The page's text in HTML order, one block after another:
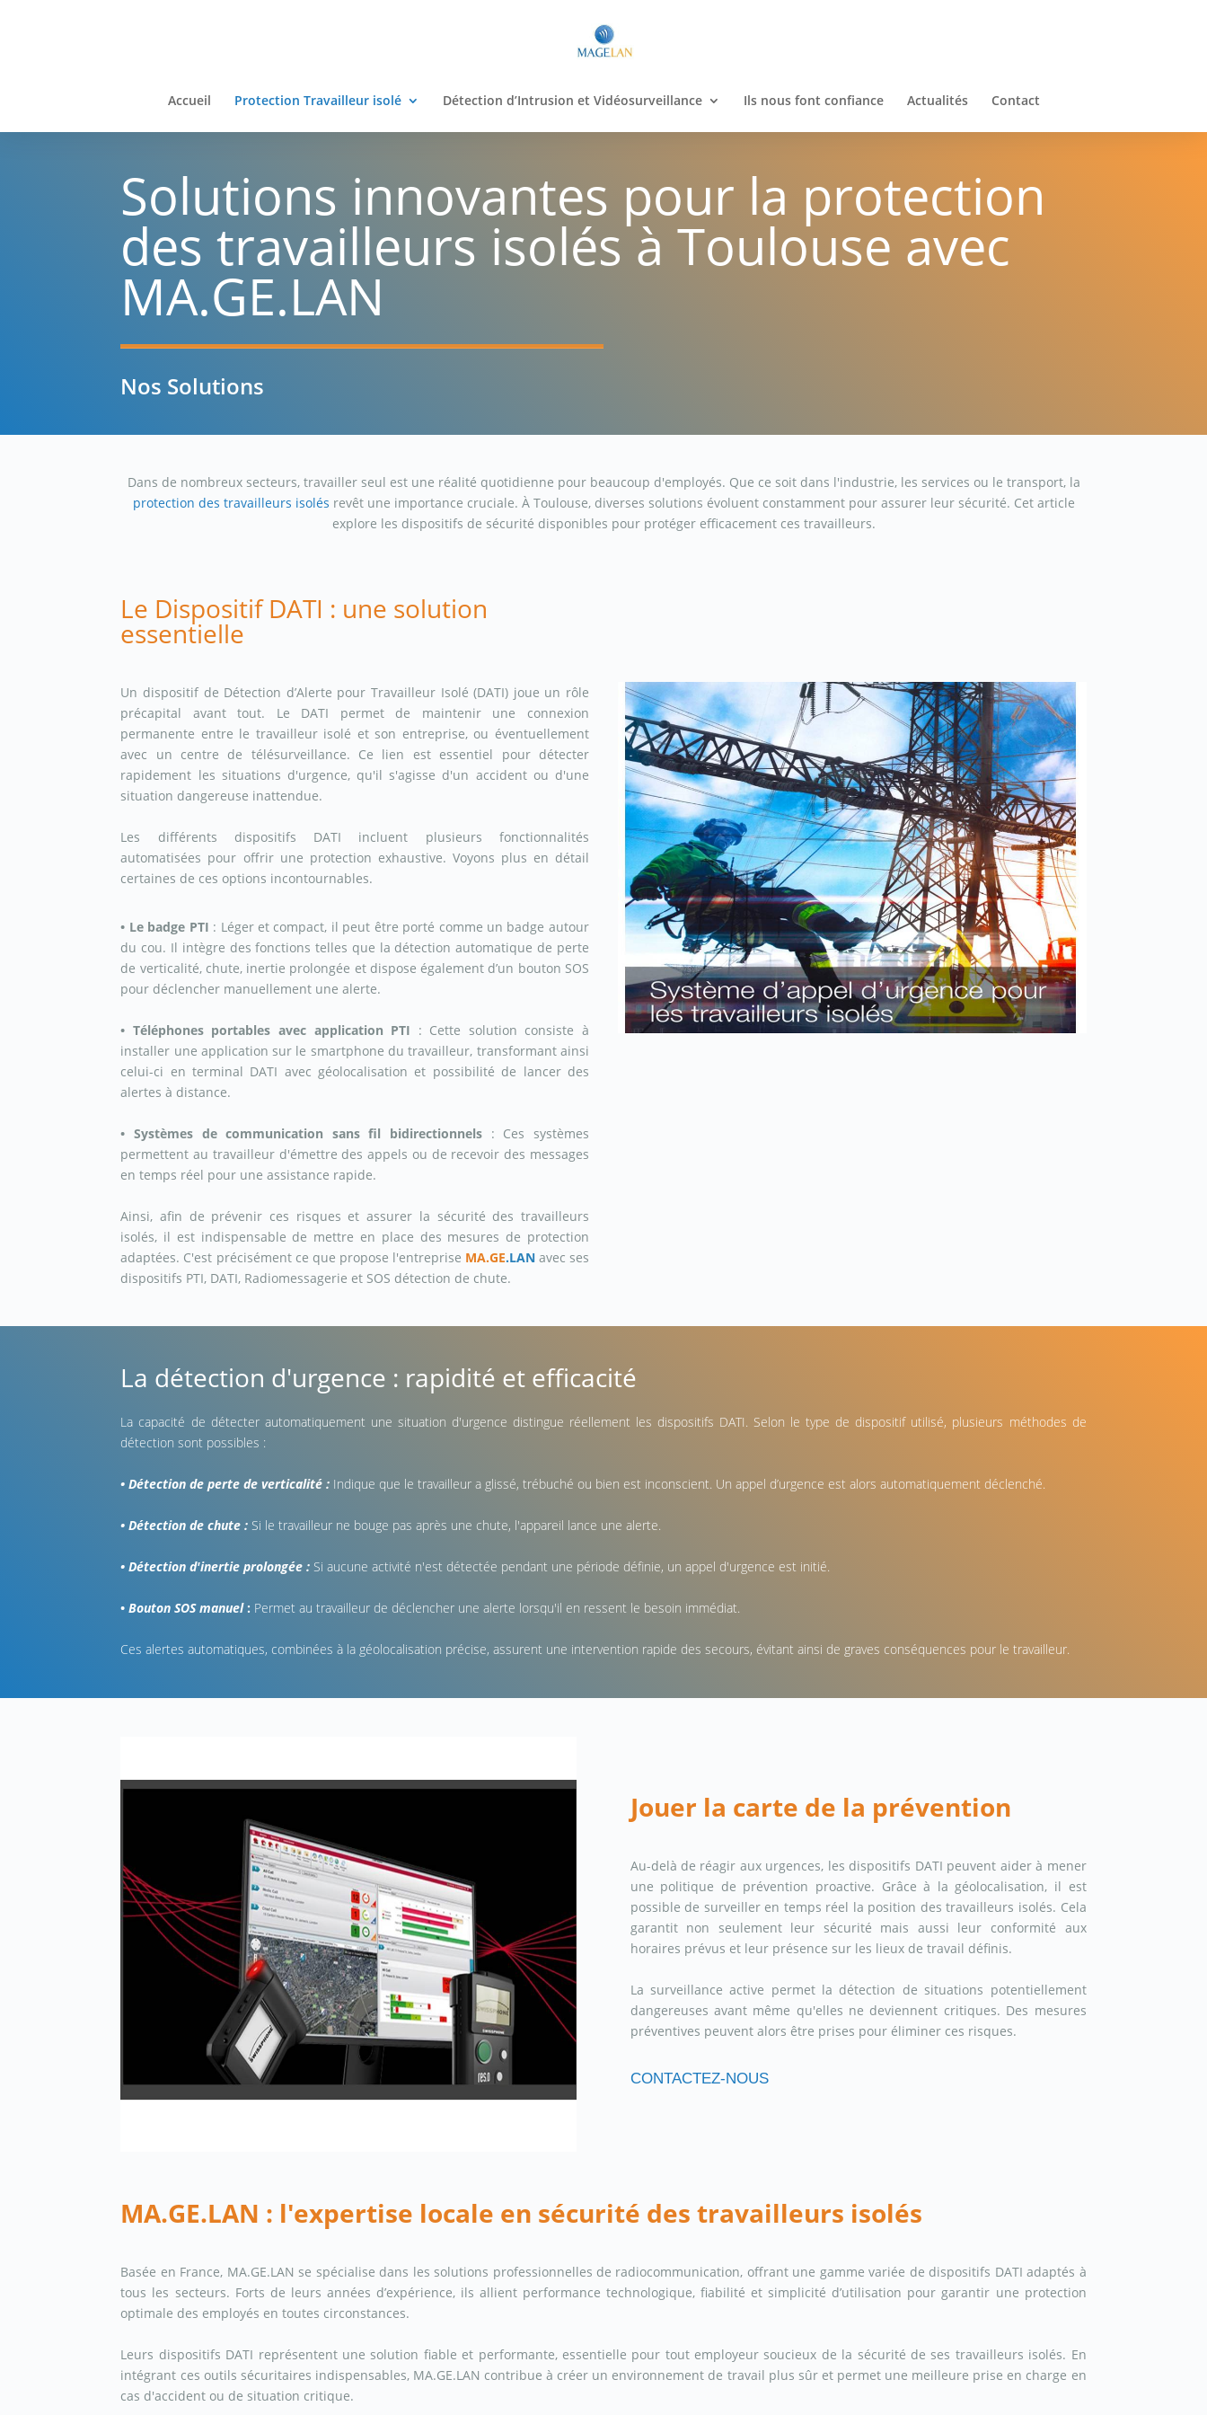
Accueil Protection Travailleur isolé Détection d’Intrusion et Vidéosurveillance Ils nous font confiance Actualités Contact
Solutions innovantes pour la protection
des travailleurs isolés à Toulouse avec
MA.GE.LAN
Nos Solutions
Dans de nombreux secteurs, travailler seul est une réalité quotidienne pour beaucoup d'employés. Que ce soit dans l'industrie, les services ou le transport, la
protection des travailleurs isolés revêt une importance cruciale. À Toulouse, diverses solutions évoluent constamment pour assurer leur sécurité. Cet article
explore les dispositifs de sécurité disponibles pour protéger efficacement ces travailleurs.
Le Dispositif DATI : une solution
essentielle
Un dispositif de Détection d’Alerte pour Travailleur Isolé (DATI) joue un rôle
précapital avant tout. Le DATI permet de maintenir une connexion
permanente entre le travailleur isolé et son entreprise, ou éventuellement
avec un centre de télésurveillance. Ce lien est essentiel pour détecter
rapidement les situations d'urgence, qu'il s'agisse d'un accident ou d'une
situation dangereuse inattendue.
Les différents dispositifs DATI incluent plusieurs fonctionnalités
automatisées pour offrir une protection exhaustive. Voyons plus en détail
certaines de ces options incontournables.
• Le badge PTI : Léger et compact, il peut être porté comme un badge autour
du cou. Il intègre des fonctions telles que la détection automatique de perte
de verticalité, chute, inertie prolongée et dispose également d’un bouton SOS
pour déclencher manuellement une alerte.
• Téléphones portables avec application PTI : Cette solution consiste à
installer une application sur le smartphone du travailleur, transformant ainsi
celui-ci en terminal DATI avec géolocalisation et possibilité de lancer des
alertes à distance.
• Systèmes de communication sans fil bidirectionnels : Ces systèmes
permettent au travailleur d'émettre des appels ou de recevoir des messages
en temps réel pour une assistance rapide.
Ainsi, afin de prévenir ces risques et assurer la sécurité des travailleurs
isolés, il est indispensable de mettre en place des mesures de protection
adaptées. C'est précisément ce que propose l'entreprise MA.GE.LANavec ses
dispositifs PTI, DATI, Radiomessagerie et SOS détection de chute.
La détection d'urgence : rapidité et efficacité
La capacité de détecter automatiquement une situation d'urgence distingue réellement les dispositifs DATI. Selon le type de dispositif utilisé, plusieurs méthodes de
détection sont possibles :
• Détection de perte de verticalité : Indique que le travailleur a glissé, trébuché ou bien est inconscient. Un appel d’urgence est alors automatiquement déclenché.
• Détection de chute :Si le travailleur ne bouge pas après une chute, l'appareil lance une alerte.
• Détection d'inertie prolongée : Si aucune activité n'est détectée pendant une période définie, un appel d'urgence est initié.
• Bouton SOS manuel: Permet au travailleur de déclencher une alerte lorsqu'il en ressent le besoin immédiat.
Ces alertes automatiques, combinées à la géolocalisation précise, assurent une intervention rapide des secours, évitant ainsi de graves conséquences pour le travailleur.
Jouer la carte de la prévention
Au-delà de réagir aux urgences, les dispositifs DATI peuvent aider à mener
une politique de prévention proactive. Grâce à la géolocalisation, il est
possible de surveiller en temps réel la position des travailleurs isolés. Cela
garantit non seulement leur sécurité mais aussi leur conformité aux
horaires prévus et leur présence sur les lieux de travail définis.
La surveillance active permet la détection de situations potentiellement
dangereuses avant même qu'elles ne deviennent critiques. Des mesures
préventives peuvent alors être prises pour éliminer ces risques.
CONTACTEZ-NOUS
MA.GE.LAN : l'expertise locale en sécurité des travailleurs isolés
Basée en France, MA.GE.LAN se spécialise dans les solutions professionnelles de radiocommunication, offrant une gamme variée de dispositifs DATI adaptés à
tous les secteurs. Forts de leurs années d’expérience, ils allient performance technologique, fiabilité et simplicité d’utilisation pour garantir une protection
optimale des employés en toutes circonstances.
Leurs dispositifs DATI représentent une solution fiable et performante, essentielle pour tout employeur soucieux de la sécurité de ses travailleurs isolés. En
intégrant ces outils sécuritaires indispensables, MA.GE.LAN contribue à créer un environnement de travail plus sûr et permet une meilleure prise en charge en
cas d'accident ou de situation critique.